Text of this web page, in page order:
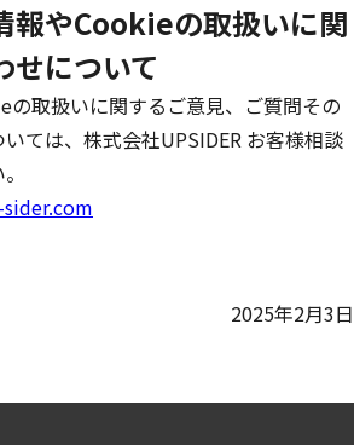
報やCookieの取扱いに関
せについて
取扱いに関するご意見、ご質問その
ては、株式会社UPSIDER お客様相談
2025年2月3日